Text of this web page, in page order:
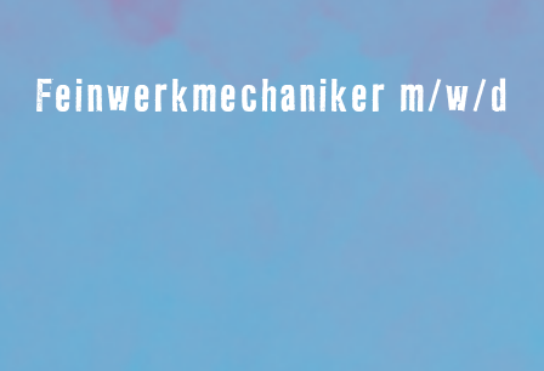
Feinwerkmechaniker m/w/d